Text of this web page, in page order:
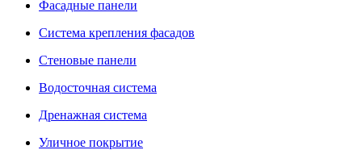
Фасадные панели
Система крепления фасадов
Стеновые панели
Водосточная система
Дренажная система
Уличное покрытие